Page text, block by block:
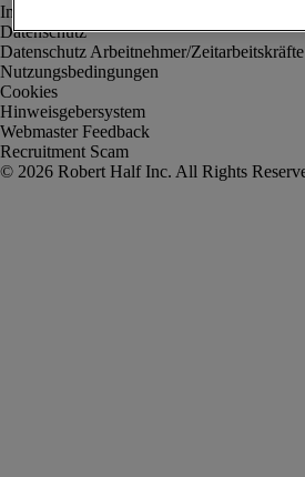
Impressum
Datenschutz
Datenschutz Arbeitnehmer/Zeitarbeitskräfte
Nutzungsbedingungen
Cookies
Hinweisgebersystem
Webmaster Feedback
Recruitment Scam